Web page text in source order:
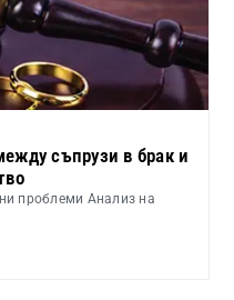
съпрузи в брак и
проблеми Анализ на